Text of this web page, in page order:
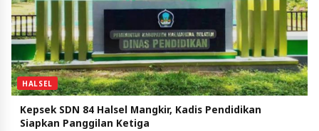
HALSEL
Kepsek SDN 84 Halsel Mangkir, Kadis Pendidikan
Siapkan Panggilan Ketiga